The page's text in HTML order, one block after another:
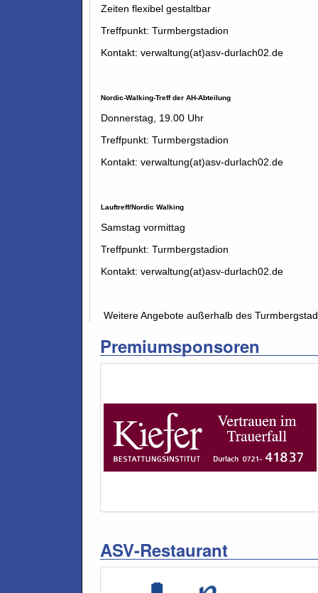
Zeiten flexibel gestaltbar
Treffpunkt: Turmbergstadion
Kontakt: verwaltung(at)asv-durlach02.de
Nordic-Walking-Treff der AH-Abteilung
Donnerstag, 19.00 Uhr
Treffpunkt: Turmbergstadion
Kontakt: verwaltung(at)asv-durlach02.de
Lauftreff/Nordic Walking
Samstag vormittag
Treffpunkt: Turmbergstadion
Kontakt: verwaltung(at)asv-durlach02.de
Weitere Angebote außerhalb des
Premiumsponsoren
ASV-Restaurant